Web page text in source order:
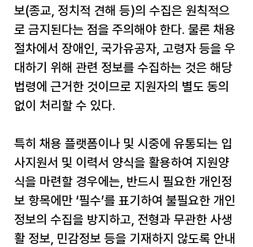
보(종교, 정치적 견해 등)의 수집은 원칙적으
로 금지된다는 점을 주의해야 한다. 물론 채용
절차에서 장애인, 국가유공자, 고령자 등을 우
대하기 위해 관련 정보를 수집하는 것은 해당
법령에 근거한 것이므로 지원자의 별도 동의
없이 처리할 수 있다.
특히 채용 플랫폼이나 및 시중에 유통되는 입
사지원서 및 이력서 양식을 활용하여 지원양
식을 마련할 경우에는, 반드시 필요한 개인정
보 항목에만 ‘필수’를 표기하여 불필요한 개인
정보의 수집을 방지하고, 전형과 무관한 사생
활 정보, 민감정보 등을 기재하지 않도록 안내